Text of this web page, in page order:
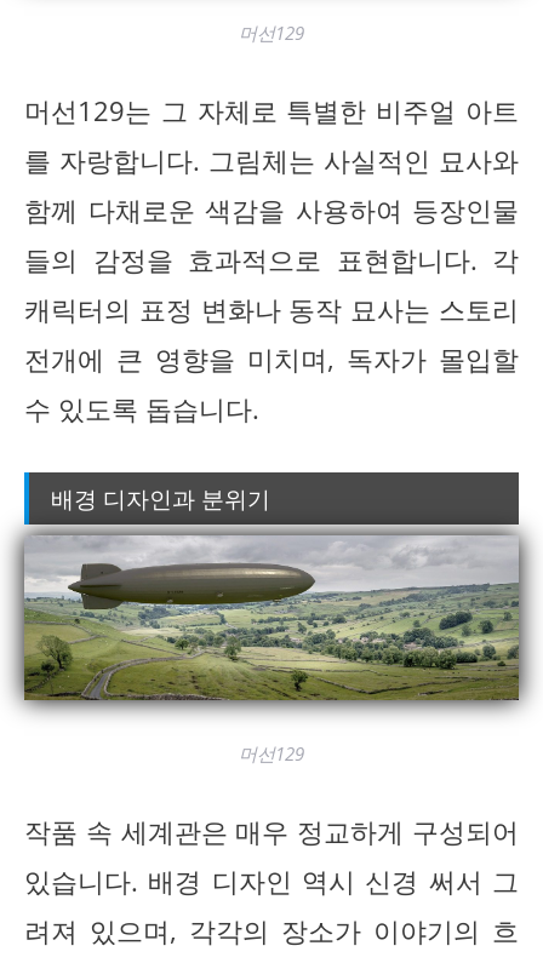
머선129
머선129는 그 자체로 특별한 비주얼 아트
를 자랑합니다. 그림체는 사실적인 묘사와
함께 다채로운 색감을 사용하여 등장인물
들의 감정을 효과적으로 표현합니다. 각
캐릭터의 표정 변화나 동작 묘사는 스토리
전개에 큰 영향을 미치며, 독자가 몰입할
수 있도록 돕습니다.
배경 디자인과 분위기
머선129
작품 속 세계관은 매우 정교하게 구성되어
있습니다. 배경 디자인 역시 신경 써서 그
려져 있으며, 각각의 장소가 이야기의 흐